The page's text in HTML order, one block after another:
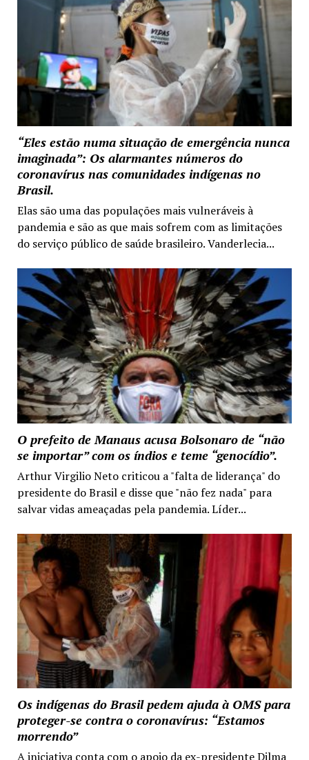
“Eles estão numa situação de emergência nunca
imaginada”: Os alarmantes números do
coronavírus nas comunidades indígenas no
Brasil.
Elas são uma das populações mais vulneráveis à
pandemia e são as que mais sofrem com as limitações
do serviço público de saúde brasileiro. Vanderlecia...
O prefeito de Manaus acusa Bolsonaro de “não
se importar” com os índios e teme “genocídio”.
Arthur Virgilio Neto criticou a "falta de liderança" do
presidente do Brasil e disse que "não fez nada" para
salvar vidas ameaçadas pela pandemia. Líder...
Os indígenas do Brasil pedem ajuda à OMS para
proteger-se contra o coronavírus: “Estamos
morrendo”
A iniciativa conta com o apoio da ex-presidente Dilma